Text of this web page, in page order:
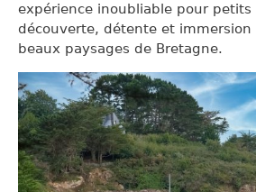
expérience inoubliable pour
découverte, détente et immersion
beaux paysages de Bretagne.